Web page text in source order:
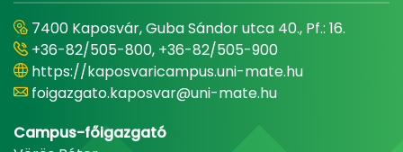
7400 Kaposvár, Guba Sándor utca 40., Pf.: 16.
+36-82/505-800, +36-82/505-900
https://kaposvaricampus.uni-mate.hu
foigazgato.kaposvar@uni-mate.hu
Campus-főigazgató